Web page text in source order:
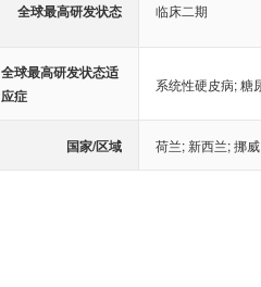
全球最高研发状态 临床二期
全球最高研发状态适
应症
系统性硬皮病;糖
国家/区域 荷兰;新西兰;挪威